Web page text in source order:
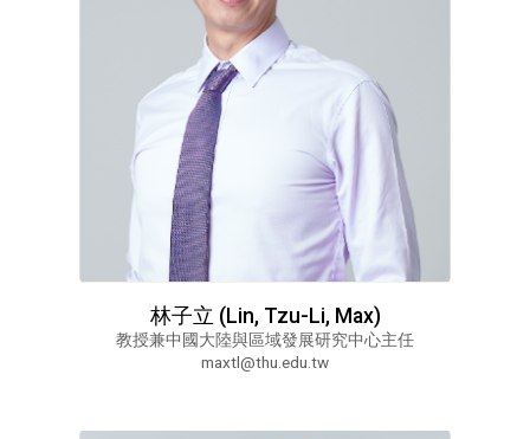
林子立 (Lin, Tzu-Li, Max)
教授兼中國大陸與區域發展研究中心主任
maxtl@thu.edu.tw